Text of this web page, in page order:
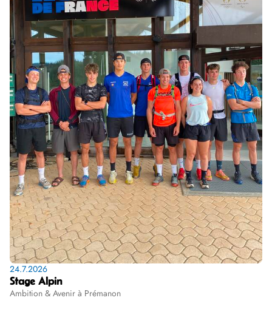
24.7.2026
Stage Alpin
Ambition & Avenir à Prémanon